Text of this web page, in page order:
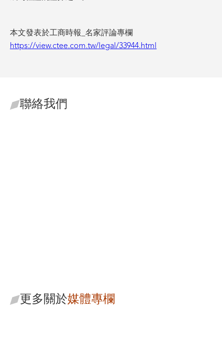
本文發表於工商時報_名家評論專欄
https://view.ctee.com.tw/legal/33944.html
聯絡我們
更多關於媒體專欄